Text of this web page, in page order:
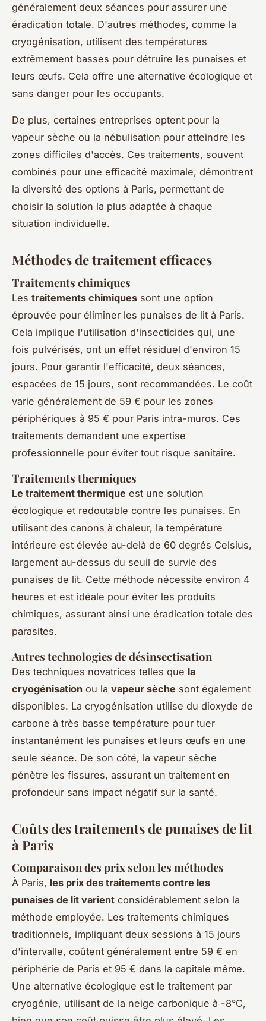
généralement deux séances pour assurer une
éradication totale. D'autres méthodes, comme la
cryogénisation, utilisent des températures
extrêmement basses pour détruire les punaises et
leurs œufs. Cela offre une alternative écologique et
sans danger pour les occupants.
De plus, certaines entreprises optent pour la
vapeur sèche ou la nébulisation pour atteindre les
zones difficiles d'accès. Ces traitements, souvent
combinés pour une efficacité maximale, démontrent
la diversité des options à Paris, permettant de
choisir la solution la plus adaptée à chaque
situation individuelle.
Méthodes de traitement efficaces
Traitements chimiques
Les traitements chimiques sont une option
éprouvée pour éliminer les punaises de lit à Paris.
Cela implique l'utilisation d'insecticides qui, une
fois pulvérisés, ont un effet résiduel d'environ 15
jours. Pour garantir l'efficacité, deux séances,
espacées de 15 jours, sont recommandées. Le coût
varie généralement de 59 € pour les zones
périphériques à 95 € pour Paris intra-muros. Ces
traitements demandent une expertise
professionnelle pour éviter tout risque sanitaire.
Traitements thermiques
Le traitement thermique est une solution
écologique et redoutable contre les punaises. En
utilisant des canons à chaleur, la température
intérieure est élevée au-delà de 60 degrés Celsius,
largement au-dessus du seuil de survie des
punaises de lit. Cette méthode nécessite environ 4
heures et est idéale pour éviter les produits
chimiques, assurant ainsi une éradication totale des
parasites.
Autres technologies de désinsectisation
Des techniques novatrices telles que la
cryogénisation ou la vapeur sèche sont également
disponibles. La cryogénisation utilise du dioxyde de
carbone à très basse température pour tuer
instantanément les punaises et leurs œufs en une
seule séance. De son côté, la vapeur sèche
pénètre les fissures, assurant un traitement en
profondeur sans impact négatif sur la santé.
Coûts des traitements de punaises de lit
à Paris
Comparaison des prix selon les méthodes
À Paris, les prix des traitements contre les
punaises de lit varient considérablement selon la
méthode employée. Les traitements chimiques
traditionnels, impliquant deux sessions à 15 jours
d'intervalle, coûtent généralement entre 59 € en
périphérie de Paris et 95 € dans la capitale même.
Une alternative écologique est le traitement par
cryogénie, utilisant de la neige carbonique à -8°C,